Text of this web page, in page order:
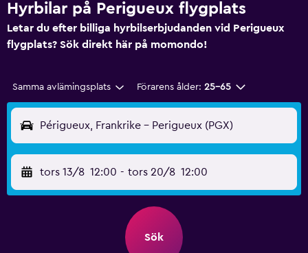
Hyrbilar på Perigueux flygplats
Letar du efter billiga hyrbilserbjudanden vid Perigueux
flygplats? Sök direkt här på momondo!
Samma avlämingsplats Förarens ålder: 25-65
Périgueux, Frankrike - Perigueux (PGX)
tors 13/8 12:00 - tors 20/8 12:00
Sök